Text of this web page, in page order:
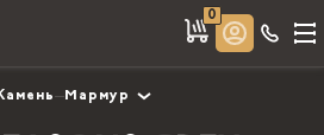
0
Мармур